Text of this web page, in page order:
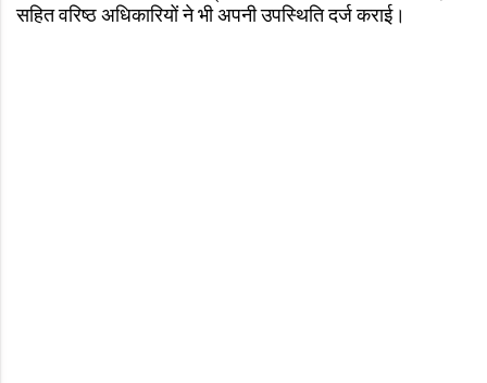
सहित वरिष्ठ अधिकारियों ने भी अपनी उपस्थिति दर्ज कराई।